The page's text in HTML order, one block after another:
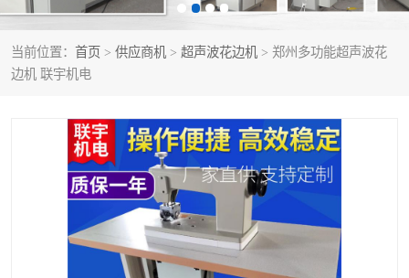
当前位置： 首页 > 供应商机 > 超声波花边机 > 郑州多功能超声波花
边机 联宇机电
超声波复合压花机 凹凸压花机压标机
3040凹凸压花机 双头服装凹凸压花机
高频压花压标机 自动超声波打片成型机
泡壳包装封口机 海绵产品成型机
其他超声波系列